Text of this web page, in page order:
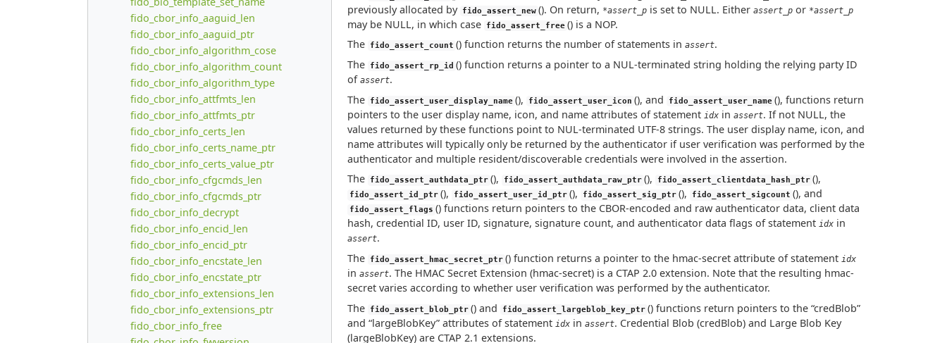
fido_cbor_info_aaguid_len
fido_cbor_info_aaguid_ptr
fido_cbor_info_algorithm_cose
fido_cbor_info_algorithm_count
fido_cbor_info_algorithm_type
fido_cbor_info_attfmts_len
fido_cbor_info_attfmts_ptr
fido_cbor_info_certs_len
fido_cbor_info_certs_name_ptr
fido_cbor_info_certs_value_ptr
fido_cbor_info_cfgcmds_len
fido_cbor_info_cfgcmds_ptr
fido_cbor_info_decrypt
fido_cbor_info_encid_len
fido_cbor_info_encid_ptr
fido_cbor_info_encstate_len
fido_cbor_info_encstate_ptr
fido_cbor_info_extensions_len
fido_cbor_info_extensions_ptr
fido_cbor_info_free
previously allocated by fido_assert_new (). On return, *assert_pis set to NULL. Either assert_por *assert_p
may be NULL, in which case fido_assert_free () is a NOP.
The
fido_assert_count () function returns the number of statements in assert.
The
fido_assert_rp_id () function returns a pointer to a NUL-terminated string holding the relying party ID
of assert.
The
fido_assert_user_display_name (), fido_assert_user_icon (), and fido_assert_user_name (), functions return
pointers to the user display name, icon, and name attributes of statement idxin assert. If not NULL, the
values returned by these functions point to NUL-terminated UTF-8 strings. The user display name, icon, and
name attributes will typically only be returned by the authenticator if user verification was performed by the
authenticator and multiple resident/discoverable credentials were involved in the assertion.
The
fido_assert_authdata_ptr (), fido_assert_authdata_raw_ptr (), fido_assert_clientdata_hash_ptr (),
fido_assert_id_ptr (), fido_assert_user_id_ptr (), fido_assert_sig_ptr (), fido_assert_sigcount (), and
fido_assert_flags () functions return pointers to the CBOR-encoded and raw authenticator data, client data
hash, credential ID, user ID, signature, signature count, and authenticator data flags of statement idxin
assert.
The
fido_assert_hmac_secret_ptr () function returns a pointer to the hmac-secret attribute of statement idx
in assert. The HMAC Secret Extension (hmac-secret) is a CTAP 2.0 extension. Note that the resulting hmac-
secret varies according to whether user verification was performed by the authenticator.
The
fido_assert_blob_ptr () and fido_assert_largeblob_key_ptr () functions return pointers to the “credBlob”
and “largeBlobKey” attributes of statement idxin assert. Credential Blob (credBlob) and Large Blob Key
(largeBlobKey) are CTAP 2.1 extensions.